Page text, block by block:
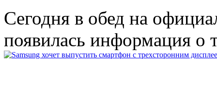
Сегодня в обед на
появилась информация о